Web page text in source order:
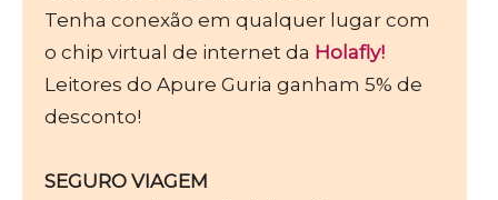
Tenha conexão em qualquer lugar com
o chip virtual de internet da Holafly!
Leitores do Apure Guria ganham 5% de
desconto!
SEGURO VIAGEM